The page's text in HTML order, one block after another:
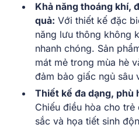
Khả năng thoáng khí,
quả: Với thiết kế đặc
năng lưu thông không
nhanh chóng. Sản
mát mẻ trong mùa hè
đảm bảo giấc ngủ sâu
Thiết kế đa dạng, phù
Chiếu điều hòa cho
sắc và họa tiết sinh